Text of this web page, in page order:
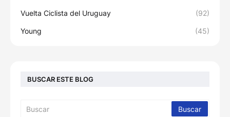
Vuelta Ciclista del Uruguay (92)
Young (45)
BUSCAR ESTE BLOG